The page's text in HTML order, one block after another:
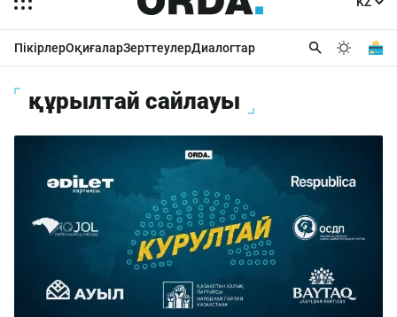
ПікірлерОқиғаларЗерттеулерДиалогтар
құрылтай сайлауы